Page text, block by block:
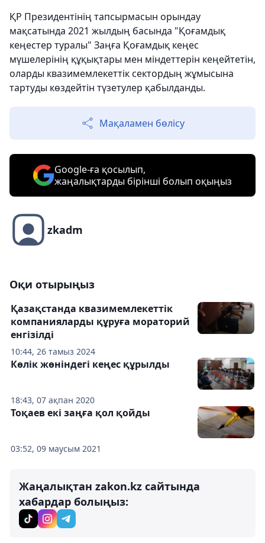
ҚР Президентінің тапсырмасын орындау
мақсатында 2021 жылдың басында "Қоғамдық
кеңестер туралы" Заңға Қоғамдық кеңес
мүшелерінің құқықтары мен міндеттерін кеңейтетін,
оларды квазимемлекеттік сектордың жұмысына
тартуды көздейтін түзетулер қабылданды.
Мақаламен бөлісу
Google-ға қосылып,
жаңалықтарды бірінші болып оқыңыз
zkadm
Оқи отырыңыз
10:44, 26 тамыз 2024
Қазақстанда квазимемлекеттік
компанияларды құруға мораторий
енгізілді
18:43, 07 ақпан 2020
Көлік жөніндегі кеңес құрылды
03:52, 09 маусым 2021
Тоқаев екі заңға қол қойды
Жаңалықтан zakon.kz сайтында
хабардар болыңыз: